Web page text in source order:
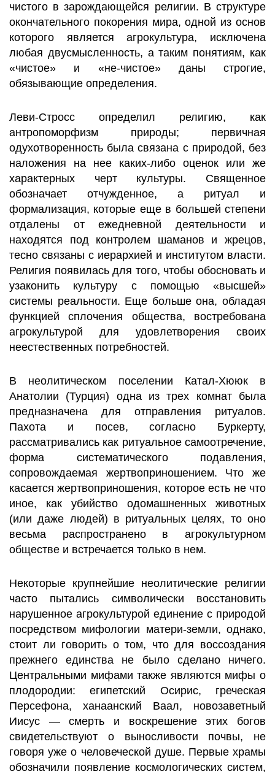
чистого в зарождающейся религии. В структуре
окончательного покорения мира, одной из основ
которого является агрокультура, исключена
любая двусмысленность, а таким понятиям, как
«чистое» и «не-чистое» даны строгие,
обязывающие определения.
Леви-Стросс определил религию, как
антропоморфизм природы; первичная
одухотворенность была связана с природой, без
наложения на нее каких-либо оценок или же
характерных черт культуры. Священное
обозначает отчужденное, а ритуал и
формализация, которые еще в большей степени
отдалены от ежедневной деятельности и
находятся под контролем шаманов и жрецов,
тесно связаны с иерархией и институтом власти.
Религия появилась для того, чтобы обосновать и
узаконить культуру с помощью «высшей»
системы реальности. Еще больше она, обладая
функцией сплочения общества, востребована
агрокультурой для удовлетворения своих
неестественных потребностей.
В неолитическом поселении Катал-Хююк в
Анатолии (Турция) одна из трех комнат была
предназначена для отправления ритуалов.
Пахота и посев, согласно Буркерту,
рассматривались как ритуальное самоотречение,
форма систематического подавления,
сопровождаемая жертвоприношением. Что же
касается жертвоприношения, которое есть не что
иное, как убийство одомашненных животных
(или даже людей) в ритуальных целях, то оно
весьма распространено в агрокультурном
обществе и встречается только в нем.
Некоторые крупнейшие неолитические религии
часто пытались символически восстановить
нарушенное агрокультурой единение с природой
посредством мифологии матери-земли, однако,
стоит ли говорить о том, что для воссоздания
прежнего единства не было сделано ничего.
Центральными мифами также являются мифы о
плодородии: египетский Осирис, греческая
Персефона, ханаанский Ваал, новозаветный
Иисус — смерть и воскрешение этих богов
свидетельствуют о выносливости почвы, не
говоря уже о человеческой душе. Первые храмы
обозначили появление космологических систем,